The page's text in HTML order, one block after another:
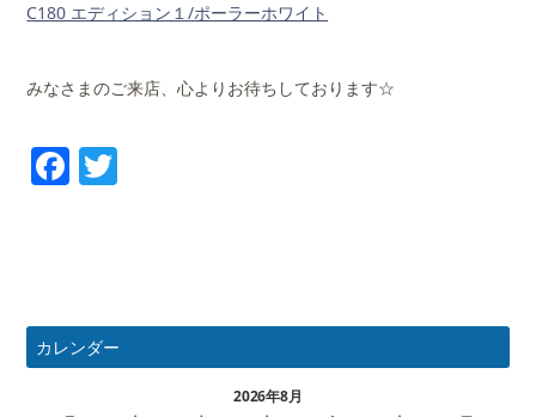
C180 エディション１/ポーラーホワイト
みなさまのご来店、心よりお待ちしております☆
Facebook
カレンダー
2026年8月